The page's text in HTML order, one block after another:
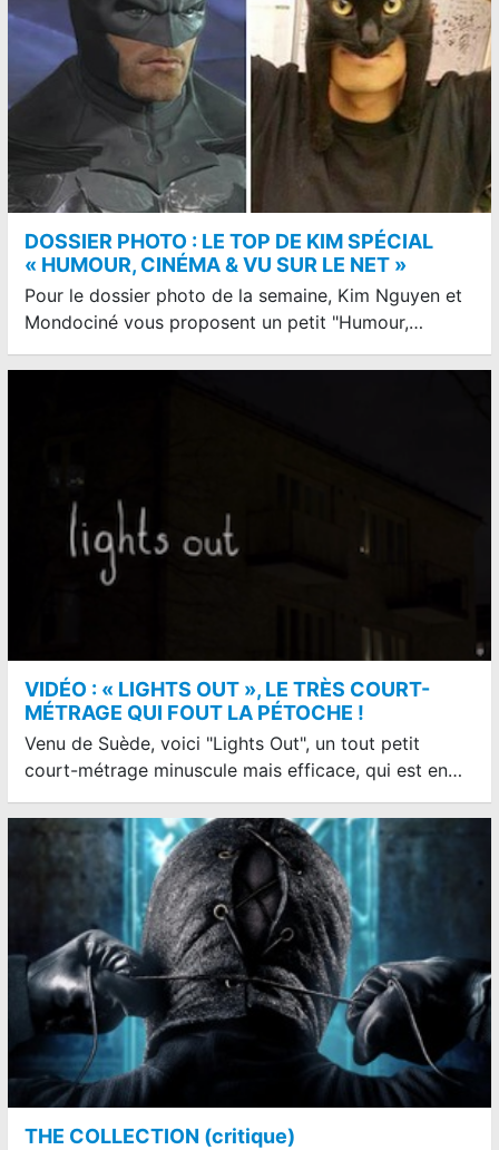
DOSSIER PHOTO : LE TOP DE KIM SPÉCIAL
« HUMOUR, CINÉMA & VU SUR LE NET »
Pour le dossier photo de la semaine, Kim Nguyen et
Mondociné vous proposent un petit "Humour,…
VIDÉO : « LIGHTS OUT », LE TRÈS COURT-
MÉTRAGE QUI FOUT LA PÉTOCHE !
Venu de Suède, voici "Lights Out", un tout petit
court-métrage minuscule mais efficace, qui est en…
THE COLLECTION (critique)